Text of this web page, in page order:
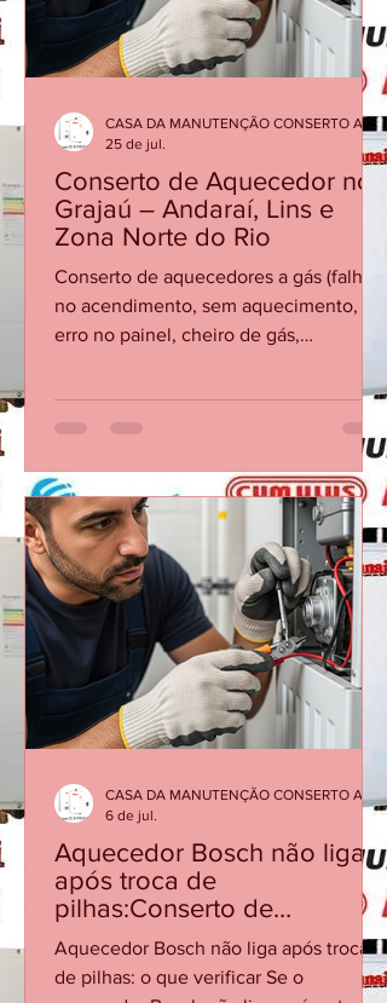
Conserto de Aquecedor no
Grajaú – Andaraí, Lins e
Zona Norte do Rio
Conserto de aquecedores a gás (falha
no acendimento, sem aquecimento,
vazamento). Instalação completa de
aquecedores novos, com regulagem e
CASA DA MANUTENÇÃO CONSERTO AQUECEDOR RINNAI
25 de jul.
Aquecedor Bosch não liga
após troca de
pilhas:Conserto de
Aquecedor Bosch RJ
Aquecedor Bosch não liga após troca
6 de jul.